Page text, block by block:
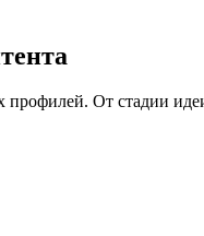
профилей. От стадии